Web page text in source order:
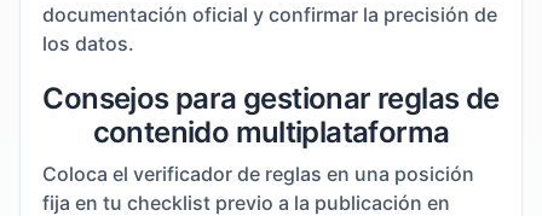
documentación oficial y confirmar la precisión de
los datos.
Consejos para gestionar reglas de
contenido multiplataforma
Coloca el verificador de reglas en una posición
fija en tu checklist previo a la publicación en